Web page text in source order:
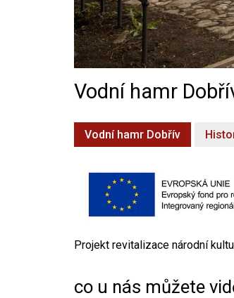
Vodní hamr
Vodní hamr Dobřív
Projekt revitalizace národní
co u nás můžete